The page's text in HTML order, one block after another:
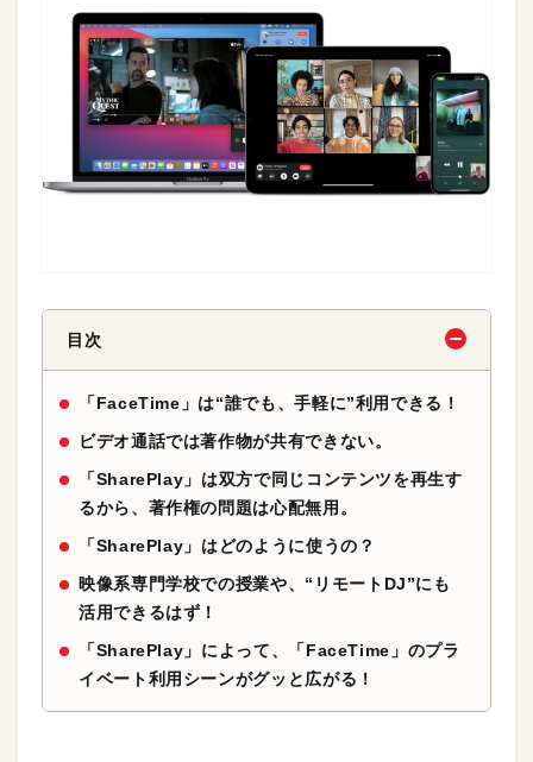
目次
「FaceTime」は“誰でも、手軽に”利用できる！
ビデオ通話では著作物が共有できない。
「SharePlay」は双方で同じコンテンツを再生す
るから、著作権の問題は心配無用。
「SharePlay」はどのように使うの？
映像系専門学校での授業や、“リモートDJ”にも
活用できるはず！
「SharePlay」によって、「FaceTime」のプラ
イベート利用シーンがグッと広がる！